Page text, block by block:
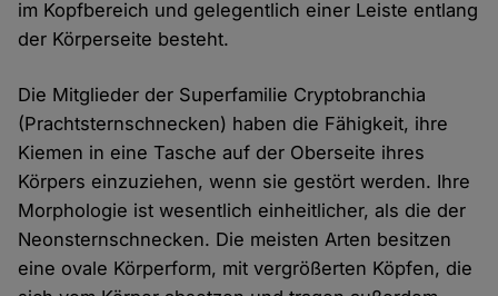
im Kopfbereich und gelegentlich einer Leiste entlang
der Körperseite besteht.
Die Mitglieder der Superfamilie Cryptobranchia
(Prachtsternschnecken) haben die Fähigkeit, ihre
Kiemen in eine Tasche auf der Oberseite ihres
Körpers einzuziehen, wenn sie gestört werden. Ihre
Morphologie ist wesentlich einheitlicher, als die der
Neonsternschnecken. Die meisten Arten besitzen
eine ovale Körperform, mit vergrößerten Köpfen, die
Cookies